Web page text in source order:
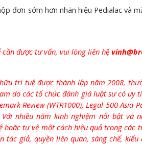
sớm hơn nhãn hiệu Pedialac và
được tư vấn, vui lòng liên hệ
trí tuệ được thành lập năm 2008,
do các tổ chức đánh giá luật sư có uy
Review (WTR1000), Legal 500 Asia
Với nhiều năm kinh nghiệm nổi bật và
hoặc tự vệ một cách hiệu quả trong
tác giả, quyền liên quan, sáng chế,